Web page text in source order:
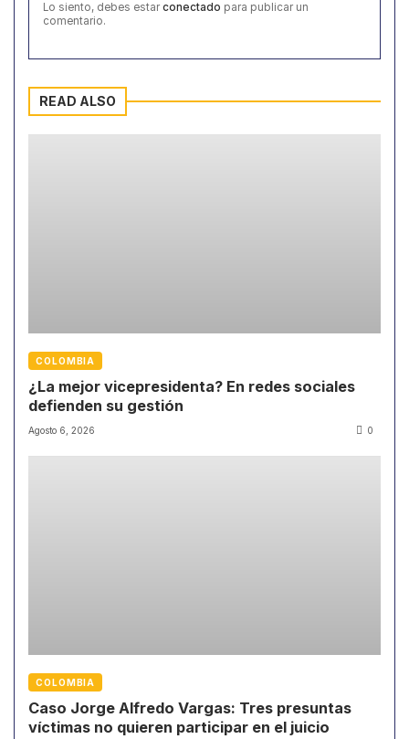
Lo siento, debes estar conectado para publicar un
comentario.
READ ALSO
COLOMBIA
¿La mejor vicepresidenta? En redes sociales
defienden su gestión
Agosto 6, 2026 0
COLOMBIA
Caso Jorge Alfredo Vargas: Tres presuntas
víctimas no quieren participar en el juicio